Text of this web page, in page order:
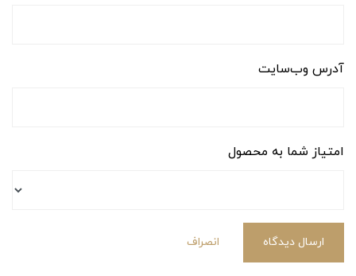
آدرس وب‌سایت
امتیاز شما به محصول
ارسال دیدگاه انصراف